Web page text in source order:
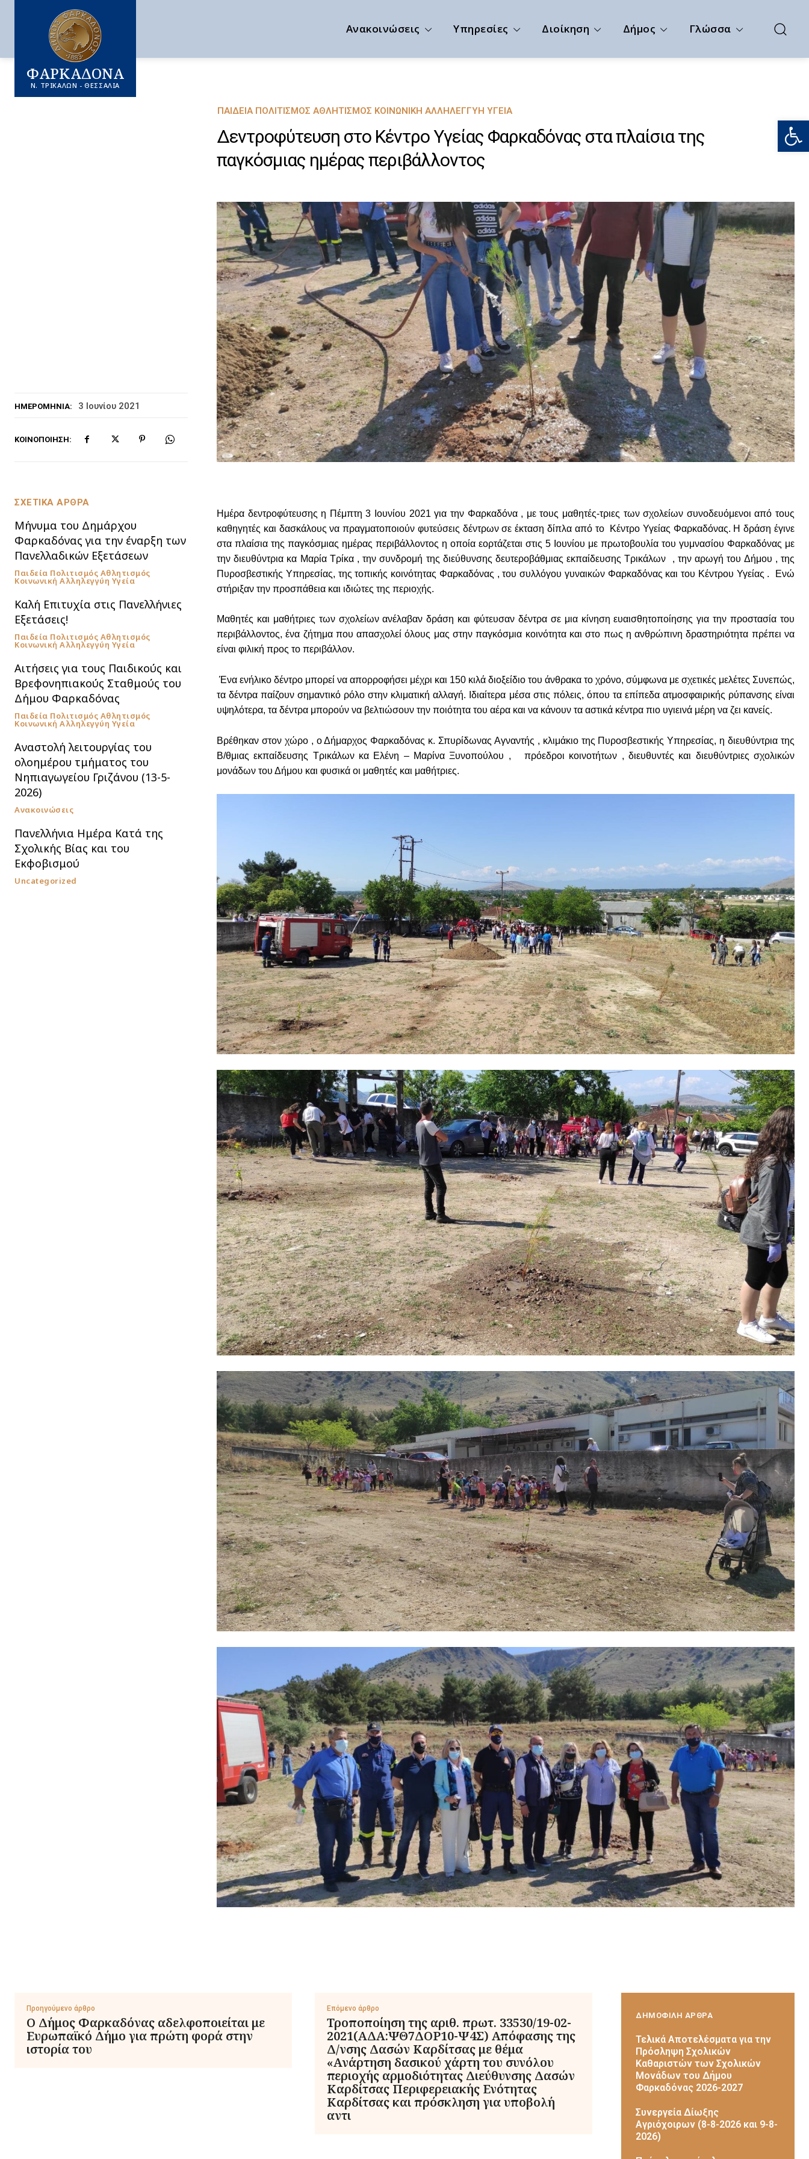
ΦΑΡΚΑΔΟΝΑ
Ν. ΤΡΙΚΑΛΩΝ - ΘΕΣΣΑΛΙΑ
Ανακοινώσεις Υπηρεσίες Διοίκηση Δήμος Γλώσσα
ΗΜΕΡΟΜΗΝΊΑ: 3 Ιουνίου 2021
ΚΟΙΝΟΠΟΊΗΣΗ:
ΠΑΙΔΕΊΑ ΠΟΛΙΤΙΣΜΌΣ ΑΘΛΗΤΙΣΜΌΣ ΚΟΙΝΩΝΙΚΉ ΑΛΛΗΛΕΓΓΎΗ ΥΓΕΊΑ
Δεντροφύτευση στο Κέντρο Υγείας Φαρκαδόνας στα πλαίσια της
παγκόσμιας ημέρας περιβάλλοντος
ΣΧΕΤΙΚΑ ΑΡΘΡΑ
Μήνυμα του Δημάρχου
Φαρκαδόνας για την έναρξη των
Πανελλαδικών Εξετάσεων
Παιδεία Πολιτισμός Αθλητισμός
Κοινωνική Αλληλεγγύη Υγεία
Καλή Επιτυχία στις Πανελλήνιες
Εξετάσεις!
Παιδεία Πολιτισμός Αθλητισμός
Κοινωνική Αλληλεγγύη Υγεία
Αιτήσεις για τους Παιδικούς και
Βρεφονηπιακούς Σταθμούς του
Δήμου Φαρκαδόνας
Παιδεία Πολιτισμός Αθλητισμός
Κοινωνική Αλληλεγγύη Υγεία
Αναστολή λειτουργίας του
ολοημέρου τμήματος του
Νηπιαγωγείου Γριζάνου (13-5-
2026)
Ανακοινώσεις
Πανελλήνια Ημέρα Κατά της
Σχολικής Βίας και του
Εκφοβισμού
Uncategorized
Ημέρα δεντροφύτευσης η Πέμπτη 3 Ιουνίου 2021 για την Φαρκαδόνα , με τους μαθητές-τριες των σχολείων συνοδευόμενοι από τους
καθηγητές και δασκάλους να πραγματοποιούν φυτεύσεις δέντρων σε έκταση δίπλα από το Κέντρο Υγείας Φαρκαδόνας. Η δράση έγινε
στα πλαίσια της παγκόσμιας ημέρας περιβάλλοντος η οποία εορτάζεται στις 5 Ιουνίου με πρωτοβουλία του γυμνασίου Φαρκαδόνας με
την διευθύντρια κα Μαρία Τρίκα , την συνδρομή της διεύθυνσης δευτεροβάθμιας εκπαίδευσης Τρικάλων , την αρωγή του Δήμου , της
Πυροσβεστικής Υπηρεσίας, της τοπικής κοινότητας Φαρκαδόνας , του συλλόγου γυναικών Φαρκαδόνας και του Κέντρου Υγείας . Ενώ
στήριξαν την προσπάθεια και ιδιώτες της περιοχής.
Μαθητές και μαθήτριες των σχολείων ανέλαβαν δράση και φύτευσαν δέντρα σε μια κίνηση ευαισθητοποίησης για την προστασία του
περιβάλλοντος, ένα ζήτημα που απασχολεί όλους μας στην παγκόσμια κοινότητα και στο πως η ανθρώπινη δραστηριότητα πρέπει να
είναι φιλική προς το περιβάλλον.
Ένα ενήλικο δέντρο μπορεί να απορροφήσει μέχρι και 150 κιλά διοξείδιο του άνθρακα το χρόνο, σύμφωνα με σχετικές μελέτες Συνεπώς,
τα δέντρα παίζουν σημαντικό ρόλο στην κλιματική αλλαγή. Ιδιαίτερα μέσα στις πόλεις, όπου τα επίπεδα ατμοσφαιρικής ρύπανσης είναι
υψηλότερα, τα δέντρα μπορούν να βελτιώσουν την ποιότητα του αέρα και να κάνουν τα αστικά κέντρα πιο υγιεινά μέρη να ζει κανείς.
Βρέθηκαν στον χώρο , ο Δήμαρχος Φαρκαδόνας κ. Σπυρίδωνας Αγναντής , κλιμάκιο της Πυροσβεστικής Υπηρεσίας, η διευθύντρια της
Β/θμιας εκπαίδευσης Τρικάλων κα Ελένη – Μαρίνα Ξυνοπούλου , πρόεδροι κοινοτήτων , διευθυντές και διευθύντριες σχολικών
μονάδων του Δήμου και φυσικά οι μαθητές και μαθήτριες.
Προηγούμενο άρθρο
Ο Δήμος Φαρκαδόνας αδελφοποιείται με
Ευρωπαϊκό Δήμο για πρώτη φορά στην
ιστορία του
Επόμενο άρθρο
Τροποποίηση της αριθ. πρωτ. 33530/19-02-
2021(ΑΔΑ:ΨΘ7ΔΟΡ10-Ψ4Σ) Απόφασης της
Δ/νσης Δασών Καρδίτσας με θέμα
«Ανάρτηση δασικού χάρτη του συνόλου
περιοχής αρμοδιότητας Διεύθυνσης Δασών
Καρδίτσας Περιφερειακής Ενότητας
Καρδίτσας και πρόσκληση για υποβολή
αντι
ΔΗΜΟΦΙΛΗ ΑΡΘΡΑ
Τελικά Αποτελέσματα για την
Πρόσληψη Σχολικών
Καθαριστών των Σχολικών
Μονάδων του Δήμου
Φαρκαδόνας 2026-2027
Συνεργεία Δίωξης
Αγριόχοιρων (8-8-2026 και 9-8-
2026)